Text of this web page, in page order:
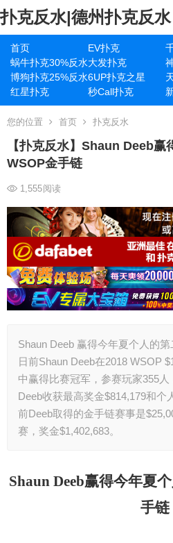
扑克反水|德州扑克反水
首页 EV扑克
蜗牛扑克30%反水大发扑克
博狗扑克25%反水6UP扑克之星
红星扑克
秒Call扑克
您的位置 首页 扑克反水
【扑克反水】Shaun Deeb
WSOP金手链
1,555阅读
Shaun Deeb 赢得今年夏个人的
日前Shaun Deeb在2018 WSOP
中赢得比赛冠军，参赛玩家355人
Deeb收获最高奖金$814,179和个
前Deeb取得的金手链赛事是
赛，奖金$1,402,683。
Shaun Deeb赢得今年夏
手链